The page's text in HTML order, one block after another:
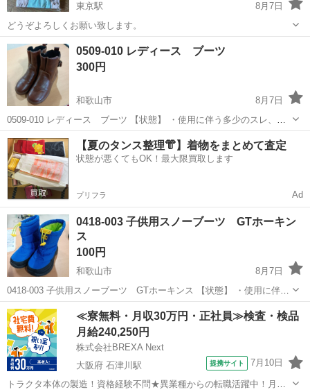
東京駅
8月7日
どうぞよろしくお願い致します。
和歌山 橋本市 Tシャツ
0509-010 レディース ブーツ
300円
和歌山市
8月7日
0509-010 レディース ブーツ 【状態】 ・使用に伴う多少のスレ、キ
ズ、落としきれない汚れなどございます ・詳細は現地でご確認くださ
い ・お値引きは出来かねますのでご了承願います ※中古品のため、状
態...
和歌山 和歌山市 服/ファッション
【夏のタンス整理👘】着物をまとめて査定
状態が悪くてもOK！最大限買取します
プリフラ Ad
0418-003 子供用スノーブーツ GTホーキン
ス
100円
和歌山市
8月7日
0418-003 子供用スノーブーツ GTホーキンス 【状態】 ・使用に伴う
多少のスレ、キズ、落としきれない汚れなどございます ・詳細は現地
でご確認ください ・お値引きは出来かねますのでご了承願います ※
中...
和歌山 和歌山市 服/ファッション ホーキンス
≪寮無料・月収30万円・正社員≫検査・検品
月給240,250円
株式会社BREXA Next
大阪府 石津川駅
提携サイト 7月10日
トラクタ本体の製造！資格経験不問★異業種からの転職活躍中！月収